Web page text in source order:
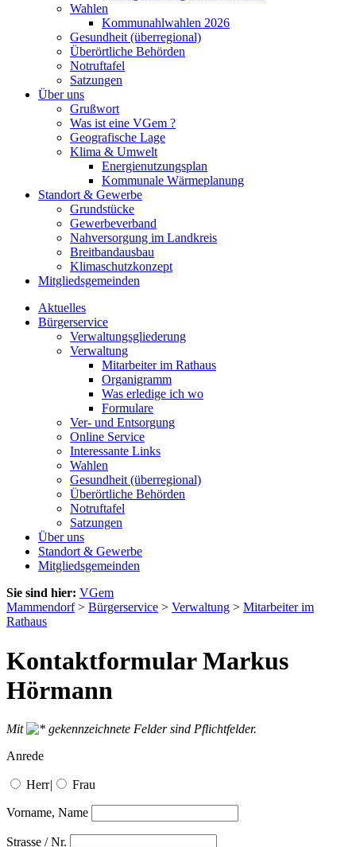
Wahlen
Kommunahlwahlen 2026
Gesundheit (überregional)
Überörtliche Behörden
Notruftafel
Satzungen
Über uns
Grußwort
Was ist eine VGem ?
Geografische Lage
Klima & Umwelt
Energienutzungsplan
Kommunale Wärmeplanung
Standort & Gewerbe
Grundstücke
Gewerbeverband
Nahversorgung im Landkreis
Breitbandausbau
Klimaschutzkonzept
Mitgliedsgemeinden
Aktuelles
Bürgerservice
Verwaltungsgliederung
Verwaltung
Mitarbeiter im Rathaus
Organigramm
Was erledige ich wo
Formulare
Ver- und Entsorgung
Online Service
Interessante Links
Wahlen
Gesundheit (überregional)
Überörtliche Behörden
Notruftafel
Satzungen
Über uns
Standort & Gewerbe
Mitgliedsgemeinden
Sie sind hier: VGem
Mammendorf> Bürgerservice > Verwaltung > Mitarbeiter im
Rathaus
Kontaktformular Markus
Hörmann
Mit
gekennzeichnete Felder sind Pflichtfelder.
Anrede
Herr| Frau
Vorname, Name
Strasse / Nr.